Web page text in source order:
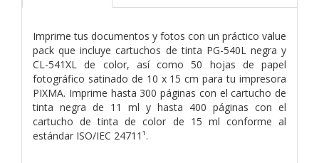
Imprime tus documentos y fotos con un práctico value
pack que incluye cartuchos de tinta PG-540L negra y
CL-541XL de color, así como 50 hojas de papel
fotográfico satinado de 10 x 15 cm para tu impresora
PIXMA. Imprime hasta 300 páginas con el cartucho de
tinta negra de 11 ml y hasta 400 páginas con el
cartucho de tinta de color de 15 ml conforme al
estándar ISO/IEC 24711¹.